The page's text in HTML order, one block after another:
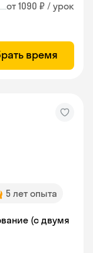
от 1090 ₽ / урок
время
5 лет опыта
(с двумя